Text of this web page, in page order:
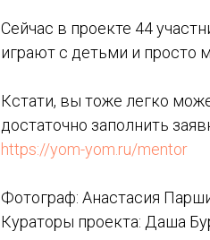
Сейчас в проекте 44
играют с детьми и просто
Кстати, вы тоже легко
достаточно заполнить
https://yom-yom.ru/mentor
Фотограф: Анастасия
Кураторы проекта: Даша